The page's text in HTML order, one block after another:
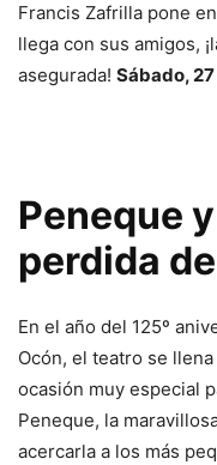
Francis Zafrilla pone
llega con sus amigos,
asegurada! Sábado,
Peneque
perdida
En el año del 125º
Ocón, el teatro se
ocasión muy especial
Peneque, la
acercarla a los más